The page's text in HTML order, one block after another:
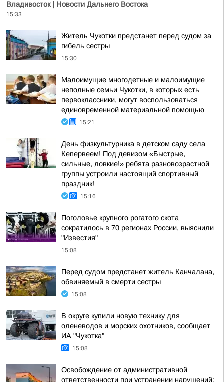
Владивосток | Новости Дальнего Востока
15:33
Житель Чукотки предстанет перед судом за
гибель сестры
15:30
Малоимущие многодетные и малоимущие
неполные семьи Чукотки, в которых есть
первоклассники, могут воспользоваться
единовременной материальной помощью
15:21
День физкультурника в детском саду села
Кепервеем! Под девизом «Быстрые,
сильные, ловкие!» ребята разновозрастной
группы устроили настоящий спортивный
праздник!
15:16
Поголовье крупного рогатого скота
сократилось в 70 регионах России, выяснили
"Известия"
15:08
Перед судом предстанет житель Канчалана,
обвиняемый в смерти сестры
15:08
В округе купили новую технику для
оленеводов и морских охотников, сообщает
ИА "Чукотка"
15:08
Освобождение от административной
ответственности при устранении нарушений: